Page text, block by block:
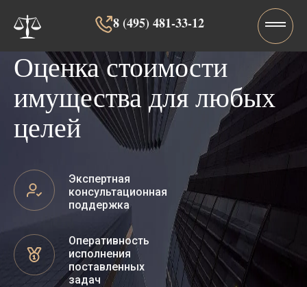
8 (495) 481-33-12‬‬
Оценка стоимости
имущества для любых
целей
Экспертная
консультационная
поддержка
Оперативность
исполнения
поставленных
задач